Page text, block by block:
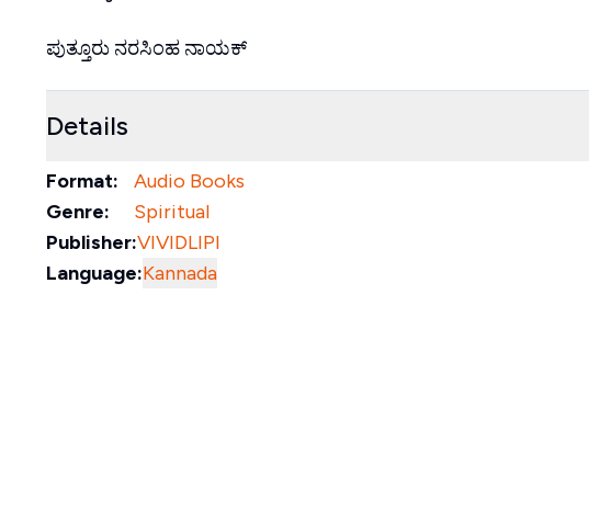
ಪುತ್ತೂರು ನರಸಿಂಹ ನಾಯಕ್
Details
Format:
Audio Books
Genre:
Spiritual
Publisher:VIVIDLIPI
Language:Kannada